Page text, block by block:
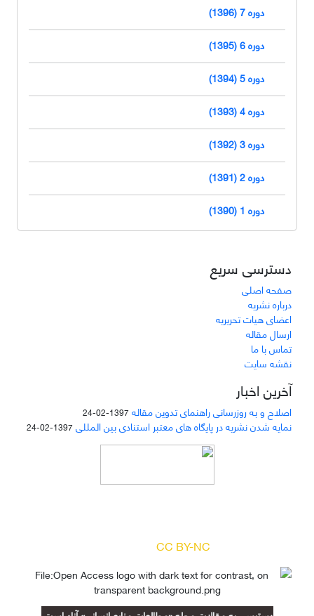
دوره 7 (1396)
دوره 6 (1395)
دوره 5 (1394)
دوره 4 (1393)
دوره 3 (1392)
دوره 2 (1391)
دوره 1 (1390)
دسترسی سریع
صفحه اصلی
درباره نشریه
اعضای هیات تحریریه
ارسال مقاله
تماس با ما
نقشه سایت
آخرین اخبار
اصلاح و به روزرسانی راهنمای تدوین مقاله 1397-02-24
نمایه شدن نشریه در پایگاه های معتبر استنادی بین المللی 1397-02-24
CC BY-NC